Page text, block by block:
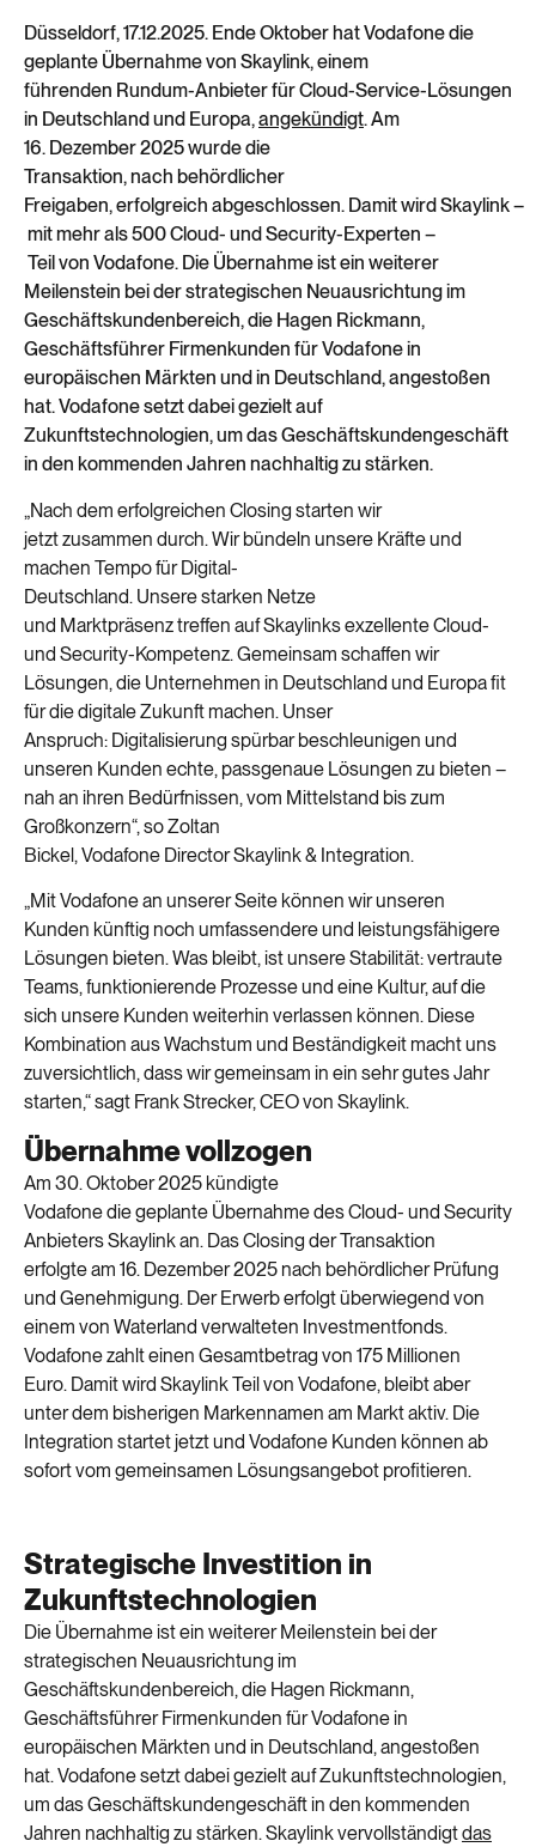
Düsseldorf, 17.12.2025. Ende Oktober hat Vodafone die
geplante Übernahme von Skaylink, einem
führenden Rundum-Anbieter für Cloud-Service-Lösungen
in Deutschland und Europa,angekündigt.Am
16. Dezember2025wurdedie
Transaktion,nach behördlicher
Freigaben,erfolgreich abgeschlossen. Damitwird Skaylink–
mit mehr als500 Cloud- und Security-Experten –
Teil von Vodafone. Die Übernahme ist ein weiterer
Meilenstein bei der strategischen Neuausrichtung im
Geschäftskundenbereich, die Hagen Rickmann,
Geschäftsführer Firmenkunden für Vodafone in
europäischen Märkten und in Deutschland, angestoßen
hat. Vodafone setzt dabei gezielt auf
Zukunftstechnologien, um das Geschäftskundengeschäft
in den kommenden Jahren nachhaltig zu stärken.
„Nach dem erfolgreichen Closing starten wir
jetztzusammen durch. Wirbündeln unsere Kräfteund
machen Tempofür Digital-
Deutschland. Unserestarken Netze
und Marktpräsenztreffen aufSkaylinksexzellente Cloud-
und Security-Kompetenz. Gemeinsam schaffen wir
Lösungen, die Unternehmen in Deutschland und Europafit
für die digitale Zukunft machen. Unser
Anspruch: Digitalisierung spürbar beschleunigen und
unseren Kunden echte, passgenaue Lösungen zu bieten –
nah an ihren Bedürfnissen, vom Mittelstand bis zum
Großkonzern“, so Zoltan
Bickel, Vodafone DirectorSkaylink& Integration.
„Mit Vodafone an unserer Seite können wir unseren
Kunden künftig noch umfassendere und leistungsfähigere
Lösungen bieten. Was bleibt, ist unsere Stabilität: vertraute
Teams,funktionierende Prozesse und eine Kultur, auf die
sich unsere Kunden weiterhin verlassen können. Diese
Kombination aus Wachstum und Beständigkeit macht uns
zuversichtlich, dass wir gemeinsam in ein sehr gutes Jahr
starten,“ sagt Frank Strecker, CEO von Skaylink.
Übernahme vollzogen
Am 30.Oktober2025 kündigte
Vodafonediegeplante Übernahme des Cloud- und Security
AnbietersSkaylinkan. DasClosing der Transaktion
erfolgteam 16. Dezember2025 nach behördlicher Prüfung
und Genehmigung. Der Erwerb erfolgt überwiegend von
einem von Waterland verwalteten Investmentfonds.
Vodafone zahlt einen Gesamtbetrag von 175 Millionen
Euro. Damit wird SkaylinkTeil von Vodafone, bleibt aber
unterdem bisherigen Markennamen am Markt aktiv. Die
Integration startet jetztund Vodafone Kunden können ab
sofortvom gemeinsamen Lösungsangebot profitieren.
Strategische Investition in
Zukunftstechnologien
Die Übernahme ist ein weiterer Meilenstein bei der
strategischen Neuausrichtung im
Geschäftskundenbereich, die Hagen Rickmann,
Geschäftsführer Firmenkunden für Vodafone in
europäischen Märkten und in Deutschland, angestoßen
hat. Vodafone setzt dabei gezielt auf Zukunftstechnologien,
um das Geschäftskundengeschäft in den kommenden
Jahren nachhaltig zu stärken. Skaylinkvervollständigtdas